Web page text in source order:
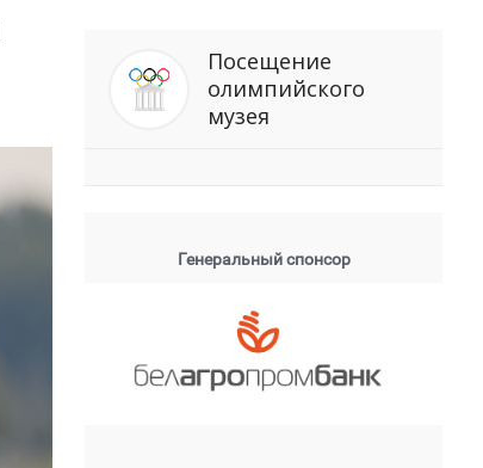
Посещение
олимпийского
музея
Генеральный спонсор